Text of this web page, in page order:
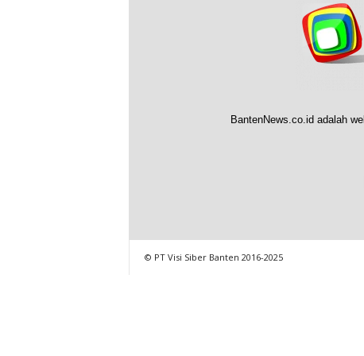
BantenNews.co.id adalah
© PT Visi Siber Banten 2016-2025